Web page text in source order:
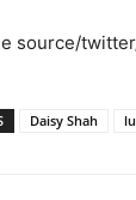
source/
Daisy Shah